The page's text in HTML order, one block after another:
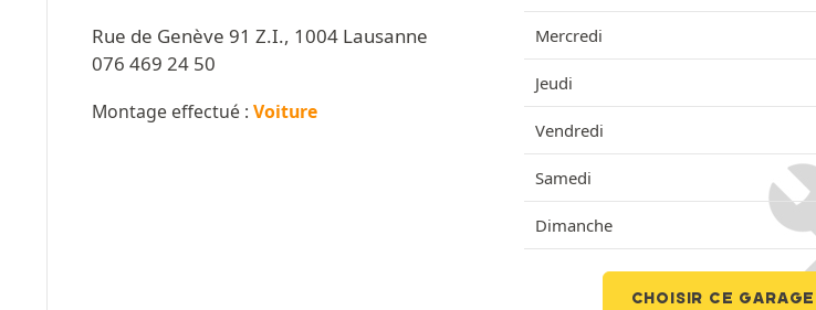
Rue de Genève 91 Z.I., 1004 Lausanne
076 469 24 50
Montage effectué : Voiture
Mercredi
Jeudi
Vendredi
Samedi
Dimanche
CHOISIR CE GARAGE